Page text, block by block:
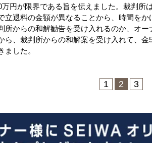
円が限界である旨を伝えました。裁判所
立退料の金額が異なることから、時間を
所からの和解勧告を受け入れるのか、オ
ら、裁判所からの和解案を受け入れて、
した。
1 2 3